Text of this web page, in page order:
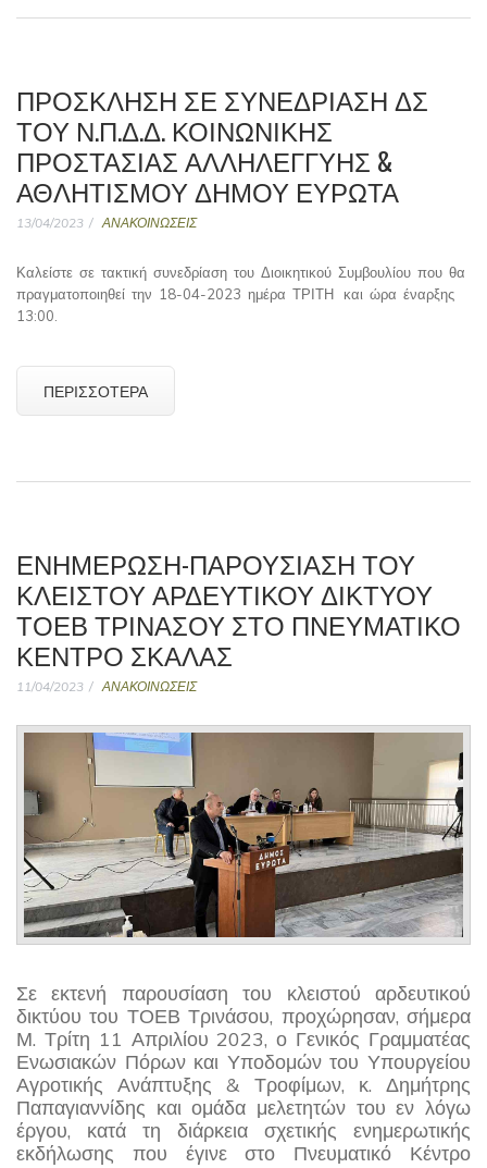
ΠΡΟΣΚΛΗΣΗ ΣΕ ΣΥΝΕΔΡΙΑΣΗ ΔΣ
ΤΟΥ Ν.Π.Δ.Δ. ΚΟΙΝΩΝΙΚΗΣ
ΠΡΟΣΤΑΣΙΑΣ ΑΛΛΗΛΕΓΓΥΗΣ &
ΑΘΛΗΤΙΣΜΟΥ ΔΗΜΟΥ ΕΥΡΩΤΑ
13/04/2023 ΑΝΑΚΟΙΝΩΣΕΙΣ
Καλείστε σε τακτική συνεδρίαση του Διοικητικού Συμβουλίου που θα
πραγματοποιηθεί την 18-04-2023 ημέρα ΤΡΙΤΗ και ώρα έναρξης
13:00.
ΠΕΡΙΣΣΌΤΕΡΑ
ΕΝΗΜΕΡΩΣΗ-ΠΑΡΟΥΣΙΑΣΗ ΤΟΥ
ΚΛΕΙΣΤΟΥ ΑΡΔΕΥΤΙΚΟΥ ΔΙΚΤΥΟΥ
ΤΟΕΒ ΤΡΙΝΑΣΟΥ ΣΤΟ ΠΝΕΥΜΑΤΙΚΟ
ΚΕΝΤΡΟ ΣΚΑΛΑΣ
11/04/2023 ΑΝΑΚΟΙΝΩΣΕΙΣ
Σε εκτενή παρουσίαση του κλειστού αρδευτικού
δικτύου του ΤΟΕΒ Τρινάσου, προχώρησαν, σήμερα
Μ. Τρίτη 11 Απριλίου 2023, ο Γενικός Γραμματέας
Ενωσιακών Πόρων και Υποδομών του Υπουργείου
Αγροτικής Ανάπτυξης & Τροφίμων, κ. Δημήτρης
Παπαγιαννίδης και ομάδα μελετητών του εν λόγω
έργου, κατά τη διάρκεια σχετικής ενημερωτικής
εκδήλωσης που έγινε στο Πνευματικό Κέντρο